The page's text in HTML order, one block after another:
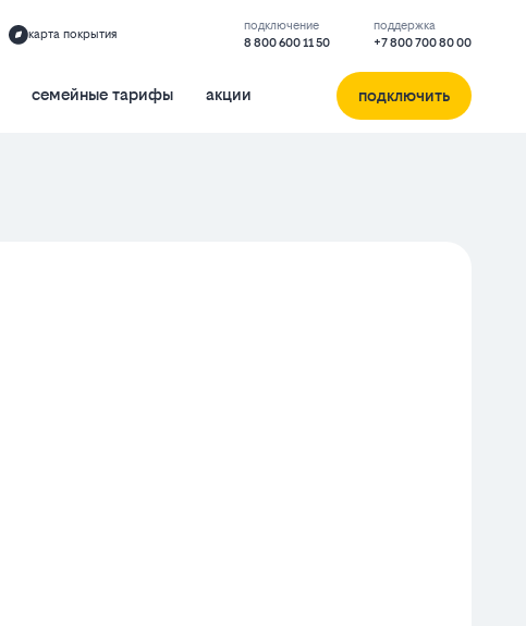
карта покрытия
подключение
8 800 600 11 50
поддержка
+7 800 700 80 00
семейные тарифы акции подключить